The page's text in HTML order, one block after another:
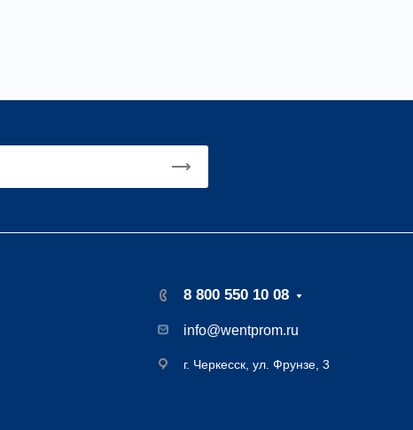
8 800 550 10 08
info@wentprom.ru
г. Черкесск, ул. Фрунзе, 3